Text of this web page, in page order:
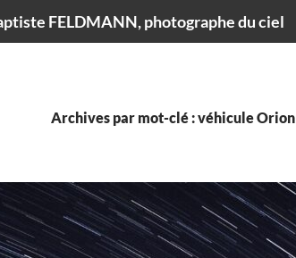
FELDMANN, photographe du ciel
Archives par mot-clé : véhicule Orion